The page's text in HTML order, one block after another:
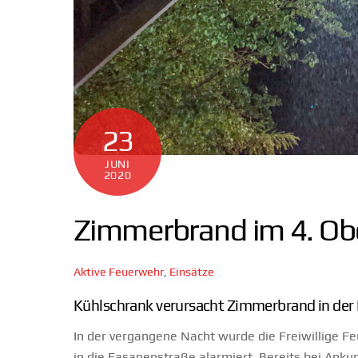
23
JUNI
2020
Zimmerbrand im 4.
Aktive Feuerwehr Einsätze
Kühlschrank verursacht Zimmerbrand in
In der vergangene Nacht wurde die Freiwillige